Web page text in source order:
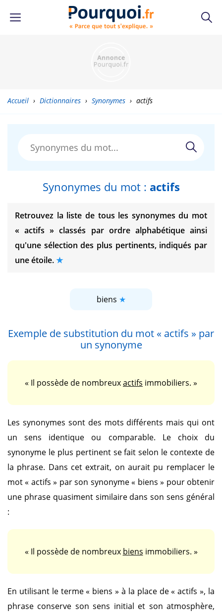
Accueil › Dictionnaires › Synonymes › actifs
Synonymes du mot : actifs
Retrouvez la liste de tous les synonymes du mot
« actifs » classés par ordre alphabétique ainsi
qu'une sélection des plus pertinents, indiqués par
une étoile.
biens
Exemple de substitution du mot « actifs » par
un synonyme
« Il possède de nombreuxactifs immobiliers. »
Les synonymes sont des mots différents mais qui ont
un sens identique ou comparable. Le choix du
synonyme le plus pertinent se fait selon le contexte de
la phrase. Dans cet extrait, on aurait pu remplacer le
mot« actifs » par son synonyme« biens » pour obtenir
une phrase quasiment similaire dans son sens général
:
« Il possède de nombreux biens immobiliers. »
En utilisant le terme« biens » à la place de« actifs », la
phrase conserve son sens initial et son atmosphère,